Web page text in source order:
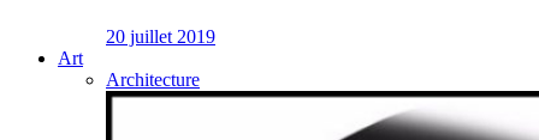
20 juillet 2019
Art
Architecture